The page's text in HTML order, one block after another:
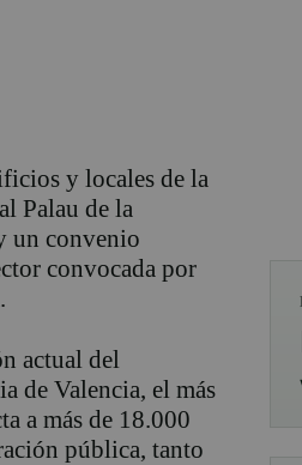
y locales de la
Palau de la
un convenio
convocada por
actual del
de Valencia, el más
a más de 18.000
pública, tanto